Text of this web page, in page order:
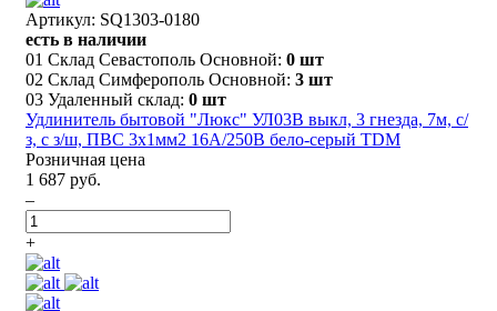
Артикул: SQ1303-0180
есть в наличии
01 Склад Севастополь Основной: 0 шт
02 Склад Симферополь Основной: 3 шт
03 Удаленный склад: 0 шт
Удлинитель бытовой "Люкс" УЛ03В выкл, 3 гнезда, 7м, с/
з, с з/ш, ПВС 3х1мм2 16А/250В бело-серый TDM
Розничная цена
1 687 руб.
–
+